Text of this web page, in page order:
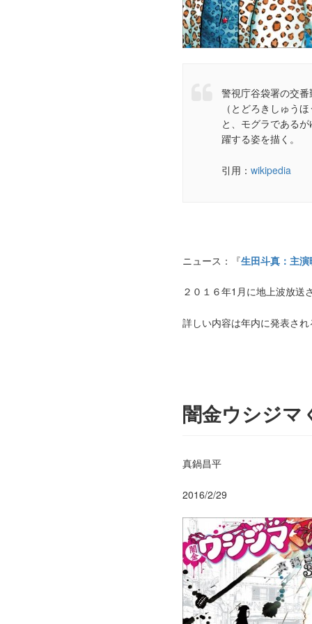
警視庁谷袋署の交
（とどろきしゅう
と、モグラである
躍する姿を描く。
引用： wikipedia
ニュース：『生田斗真：主
２０１６年1月に地上波放送
詳しい内容は年内に発表さ
闇金ウシジ
真鍋昌平
2016/2/29